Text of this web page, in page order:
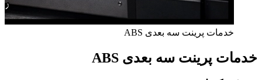
خدمات پرینت سه بعدی ABS
خدمات پرینت سه بعدی ABS